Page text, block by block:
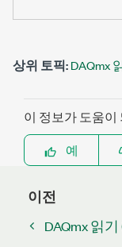
상위 토픽:DAQmx
이 정보가 도움이
예
이전
DAQmx 읽